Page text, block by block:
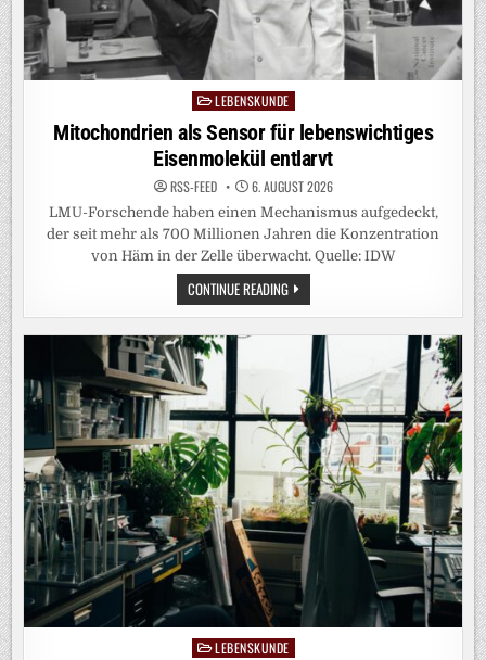
Posted
in
LEBENSKUNDE
Mitochondrien als Sensor für lebenswichtiges
Eisenmolekül entlarvt
RSS-FEED 6. AUGUST 2026
LMU-Forschende haben einen Mechanismus aufgedeckt,
der seit mehr als 700 Millionen Jahren die Konzentration
von Häm in der Zelle überwacht. Quelle: IDW
CONTINUE READINGMITOCHONDRIEN
ALS
SENSOR
FÜR
LEBENSWICHTIGES
EISENMOLEKÜL
ENTLARVT
PostedLEBENSKUNDE